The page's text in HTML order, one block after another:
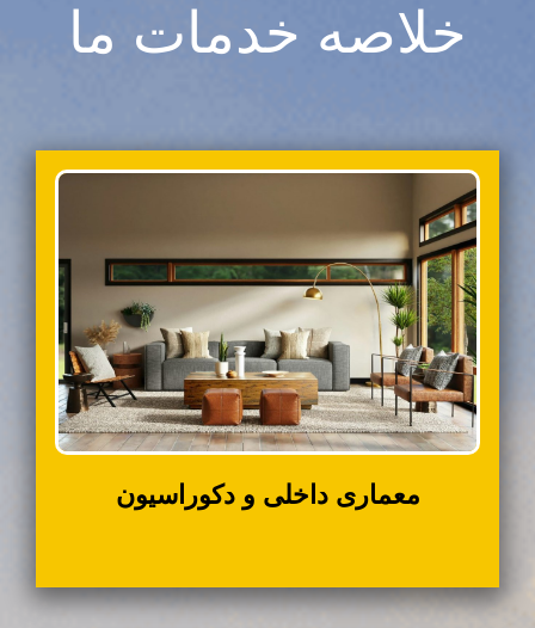
خلاصه خدمات ما
معماری داخلی و دکوراسیون